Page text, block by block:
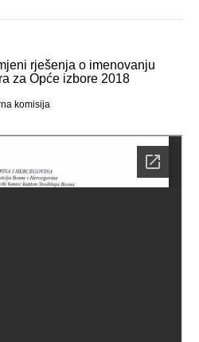
rješenja o imenovanju
za Opće izbore 2018
komisija